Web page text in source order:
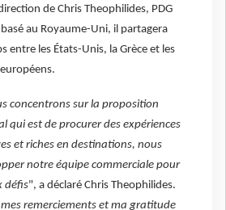
de Chris Theophilides, PDG
au Royaume-Uni, il partagera
entre les États-Unis, la Grèce et les
concentrons sur la proposition
qui est de procurer des expériences
et riches en destinations, nous
notre équipe commerciale pour
défis", a déclaré Chris Theophilides.
remerciements et ma gratitude